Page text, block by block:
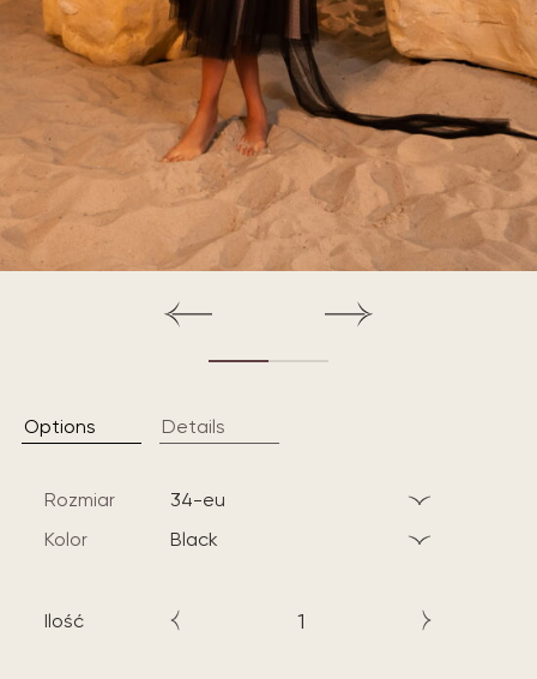
Options Details
Rozmiar
34-eu
Kolor
black
Ilość